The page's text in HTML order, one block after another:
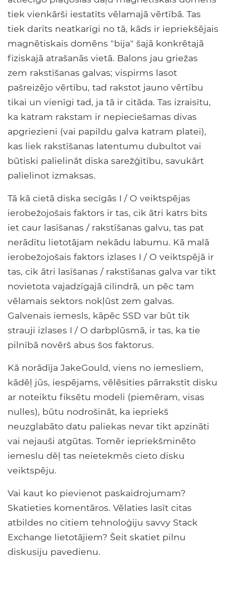
tiek vienkārši iestatīts vēlamajā vērtībā. Tas
tiek darīts neatkarīgi no tā, kāds ir iepriekšējais
magnētiskais domēns "bija" šajā konkrētajā
fiziskajā atrašanās vietā. Balons jau griežas
zem rakstīšanas galvas; vispirms lasot
pašreizējo vērtību, tad rakstot jauno vērtību
tikai un vienīgi tad, ja tā ir citāda. Tas izraisītu,
ka katram rakstam ir nepieciešamas divas
apgriezieni (vai papildu galva katram platei),
kas liek rakstīšanas latentumu dubultot vai
būtiski palielināt diska sarežģītību, savukārt
palielinot izmaksas.
Tā kā cietā diska secīgās I / O veiktspējas
ierobežojošais faktors ir tas, cik ātri katrs bits
iet caur lasīšanas / rakstīšanas galvu, tas pat
nerādītu lietotājam nekādu labumu. Kā malā
ierobežojošais faktors izlases I / O veiktspējā ir
tas, cik ātri lasīšanas / rakstīšanas galva var tikt
novietota vajadzīgajā cilindrā, un pēc tam
vēlamais sektors nokļūst zem galvas.
Galvenais iemesls, kāpēc SSD var būt tik
strauji izlases I / O darbplūsmā, ir tas, ka tie
pilnībā novērš abus šos faktorus.
Kā norādīja JakeGould, viens no iemesliem,
kādēļ jūs, iespējams, vēlēsities pārrakstīt disku
ar noteiktu fiksētu modeli (piemēram, visas
nulles), būtu nodrošināt, ka iepriekš
neuzglabāto datu paliekas nevar tikt apzināti
vai nejauši atgūtas. Tomēr iepriekšminēto
iemeslu dēļ tas neietekmēs cieto disku
veiktspēju.
Vai kaut ko pievienot paskaidrojumam?
Skatieties komentāros. Vēlaties lasīt citas
atbildes no citiem tehnoloģiju savvy Stack
Exchange lietotājiem? Šeit skatiet pilnu
diskusiju pavedienu.